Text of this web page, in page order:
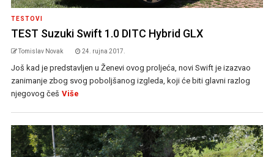
TESTOVI
TEST Suzuki Swift 1.0 DITC Hybrid GLX
Tomislav Novak 24. rujna 2017.
Još kad je predstavljen u Ženevi ovog proljeća, novi Swift je izazvao
zanimanje zbog svog poboljšanog izgleda, koji će biti glavni razlog
njegovog češ Više